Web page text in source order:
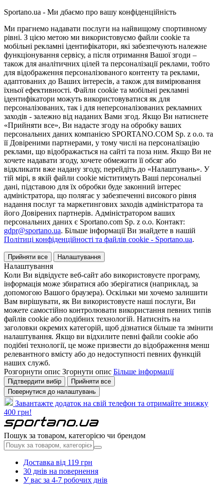
Sportano.ua - Ми дбаємо про вашу конфіденційність
Ми прагнемо надавати послуги на найвищому спортивному
рівні. З цією метою ми використовуємо файли cookie та
мобільні рекламні ідентифікатори, які забезпечують належне
функціонування сервісу, а після отримання Вашої згоди –
також для аналітичних цілей та персоналізації реклами, тобто
для відображення персоналізованого контенту та реклами,
адаптованих до Ваших інтересів, а також для вимірювання
їхньої ефективності. Файли cookie та мобільні рекламні
ідентифікатори можуть використовуватися як для
персоналізованих, так і для неперсоналізованих рекламних
заходів - залежно від наданих Вами згод. Якщо Ви натиснете
«Прийняти все», Ви надасте згоду на обробку ваших
персональних даних компанією SPORTANO.COM Sp. z o.o. та
її Довіреними партнерами, у тому числі на персоналізацію
реклами, що відображається на сайті та поза ним. Якщо Ви не
хочете надавати згоду, хочете обмежити її обсяг або
відкликати вже надану згоду, перейдіть до «Налаштувань». У
тій мірі, в якій файли cookie міститимуть Ваші персональні
дані, підставою для їх обробки буде законний інтерес
адміністратора, що полягає у забезпеченні високого рівня
надання послуг та маркетингових заходів адміністратора та
його Довірених партнерів. Адміністратором ваших
персональних даних є Sportano.com Sp. z o.o. Контакт:
gdpr@sportano.ua. Більше інформації Ви знайдете в нашій
Політиці конфіденційності та файлів cookie - Sportano.ua.
Прийняти все Налаштування
Налаштування
Коли Ви відвідуєте веб-сайт або використовуєте програму,
інформація може збиратися або зберігатися (наприклад, за
допомогою Вашого браузера). Оскільки ми хочемо залишити
Вам вирішувати, як Ви використовуєте наші послуги, Ви
можете самостійно контролювати використання певних типів
файлів cookie або подібних технологій. Натисніть на
заголовки окремих категорій, щоб дізнатися більше та змінити
налаштування. Якщо ви відхилите певні файли cookie або
подібні технології, це може призвести до відображення менш
релевантного вмісту або до недоступності певних функцій
наших служб.
Розгорнути опис Згорнути опис Більше інформації
Підтвердити вибір
Прийняти все
Повернутися до налаштувань
Завантажте додаток на свій телефон та отримайте знижку
400 грн!
Пошук за товаром, категорією чи брендом
Доставка від 119 грн
30 днів на повернення
У вас за 4-7 робочих днів